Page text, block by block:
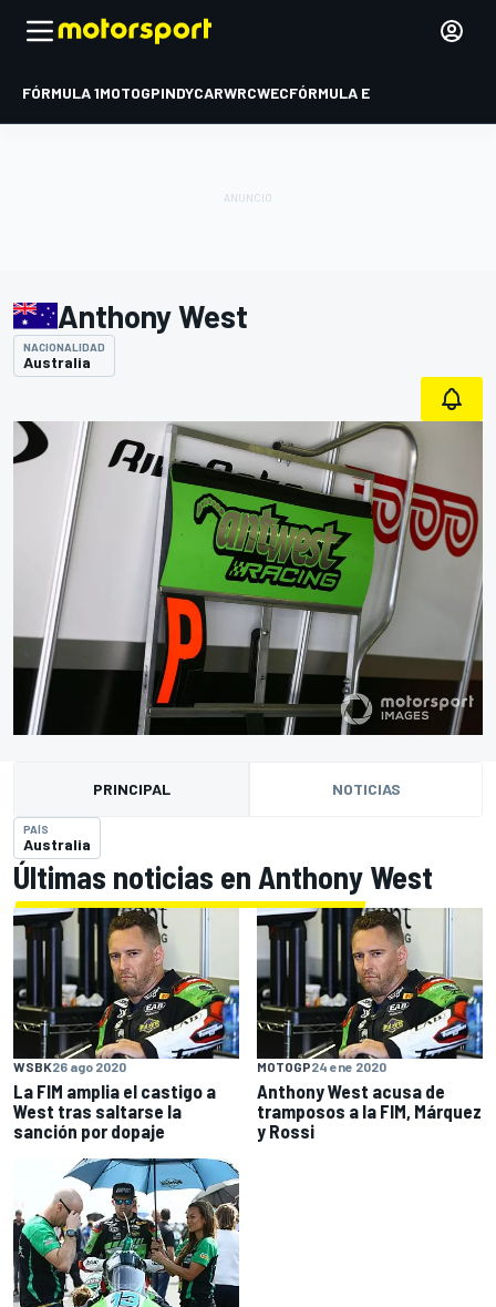
FÓRMULA 1MOTOGPINDYCARWRCWECFÓRMULA E
Anthony West
NACIONALIDAD
Australia
PRINCIPAL NOTICIAS
PAÍS
Australia
Últimas noticias en Anthony West
WSBK26 ago 2020
La FIM amplia el castigo a
West tras saltarse la
sanción por dopaje
MOTOGP24 ene 2020
Anthony West acusa de
tramposos a la FIM, Márquez
y Rossi